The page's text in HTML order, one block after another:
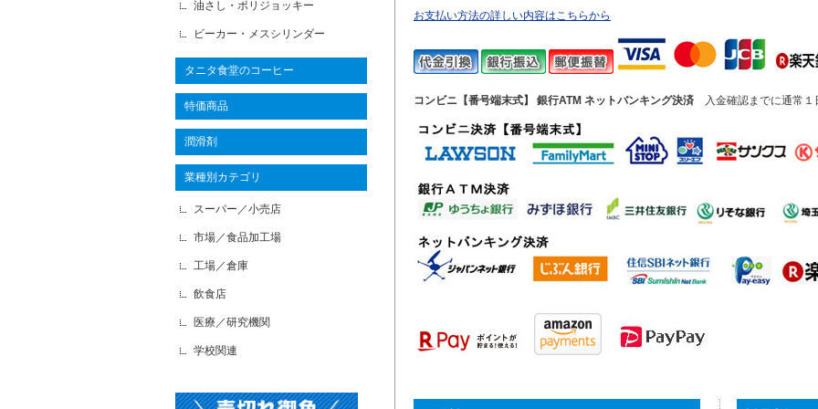
お支払い方法の詳しい内容はこちらから
コンビニ【番号端末式】 銀行ATM ネットバンキング決済 入金確認までに通常１
油さし・ポリジョッキー
ビーカー・メスシリンダー
タニタ食堂のコーヒー
特価商品
潤滑剤
業種別カテゴリ
スーパー／小売店
市場／食品加工場
工場／倉庫
飲食店
医療／研究機関
学校関連